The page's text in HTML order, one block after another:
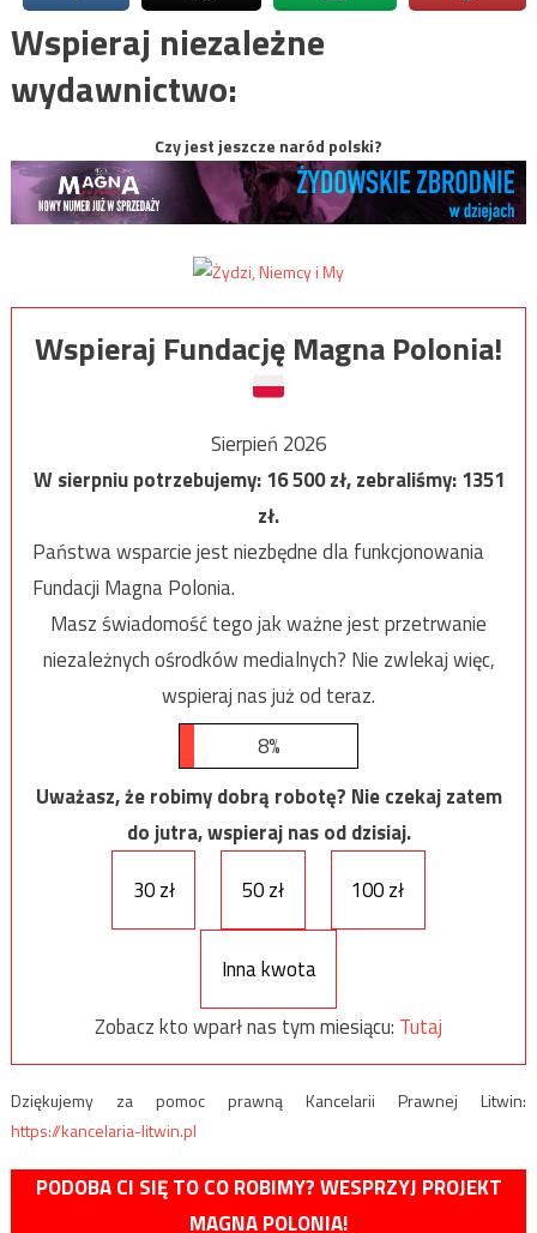
Wspieraj niezależne
wydawnictwo:
Czy jest jeszcze naród polski?
Wspieraj Fundację Magna Polonia!
Sierpień 2026
W sierpniu potrzebujemy:16 500zł, zebraliśmy:1351
zł.
Państwa wsparcie jest niezbędne dla funkcjonowania
Fundacji Magna Polonia.
Masz świadomość tego jak ważne jest przetrwanie
niezależnych ośrodków medialnych? Nie zwlekaj więc,
wspieraj nas już od teraz.
8%
Uważasz, że robimy dobrą robotę? Nie czekaj zatem
do jutra, wspieraj nas od dzisiaj.
30 zł
50 zł 100 zł
Inna kwota
Zobacz kto wparł nas tym miesiącu: Tutaj
Dziękujemy za pomoc prawną Kancelarii Prawnej Litwin:
https://kancelaria-litwin.pl
PODOBA CI SIĘ TO CO ROBIMY? WESPRZYJ PROJEKT
MAGNA POLONIA!